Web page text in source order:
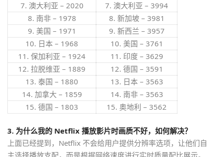
7. 澳大利亚 – 2020
7. 澳大利亚 – 3994
8. 南非 – 1978
8. 新加坡 – 3981
9. 美国 – 1971
9. 新西兰 – 3957
10. 日本 – 1968
10. 美国 – 3761
11. 保加利亚 – 1924
11. 印度 – 3629
12. 拉脱维亚 – 1889
12. 德国 – 3591
13. 泰国 – 1880
13. 日本 – 3563
14. 加拿大 – 1859
14. 南非 – 3563
15. 德国 – 1803
15. 奥地利 – 3562
3. 为什么我的 Netflix 播放影片时画质不好，如何解决？
上面已经提到，Netflix 不会给用户提供分辨率选项，让他们自
主选择播放支配，而是根据网络速度进行实时质量配比展示。